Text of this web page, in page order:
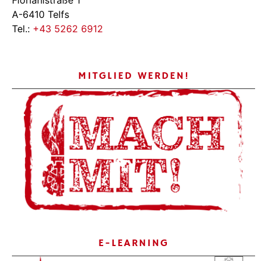
A-6410 Telfs
Tel.: +43 5262 6912
MITGLIED WERDEN!
E-LEARNING